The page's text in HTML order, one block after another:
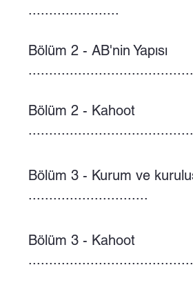
......................
Bölüm 2 - AB'nin Yapısı
Bölüm 2 - Kahoot
Bölüm 3 - Kurum ve
.............................
Bölüm 3 - Kahoot